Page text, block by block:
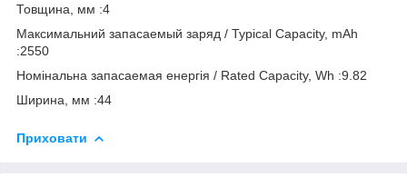
Товщина, мм :4
Максимальний запасаемый заряд / Typical Capacity, mAh
:2550
Номінальна запасаемая енергія / Rated Capacity, Wh :9.82
Ширина, мм :44
Приховати